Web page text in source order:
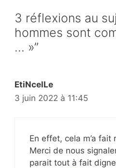
3 réflexions au
hommes sont
… »”
EtiNcelLe
3 juin 2022 à 11:45
En effet, cela m’a fait
Merci de nous
parait tout à fait